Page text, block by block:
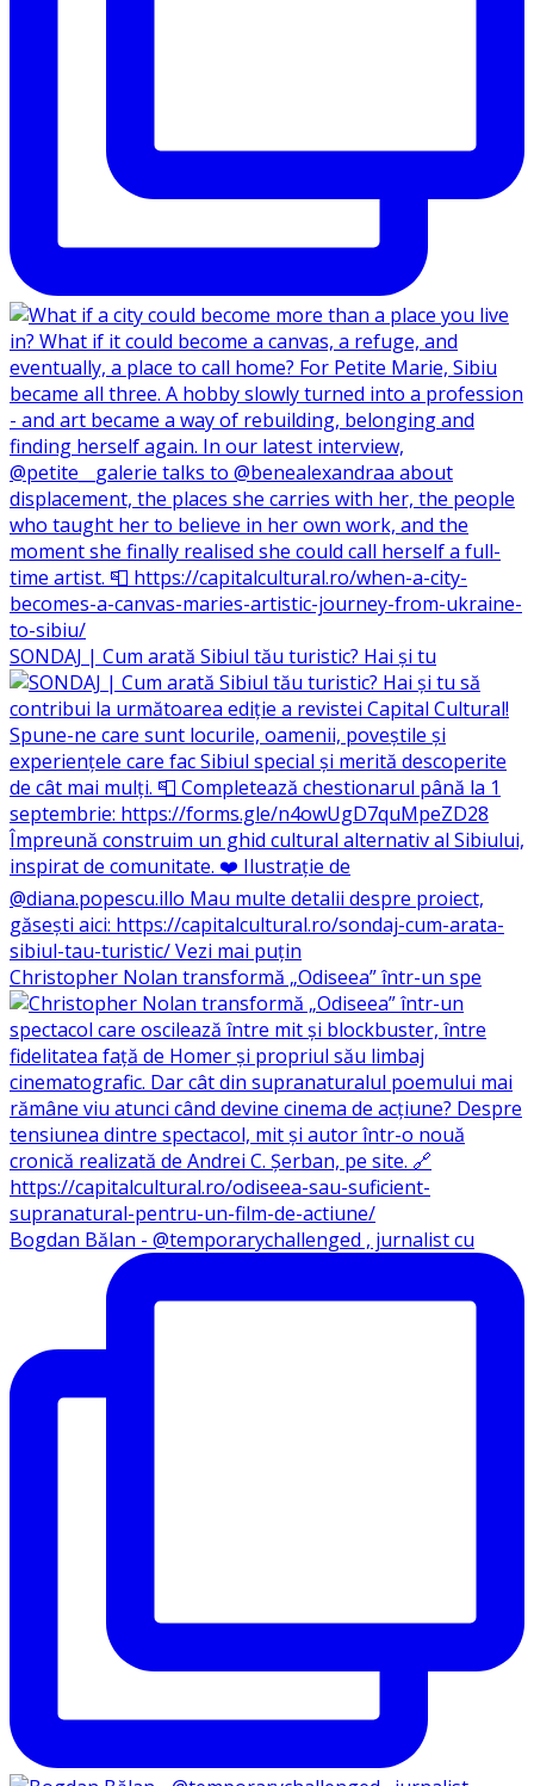
SONDAJ | Cum arată Sibiul tău turistic? Hai și tu
Christopher Nolan transformă „Odiseea” într-un spe
Bogdan Bălan - @temporarychallenged , jurnalist cu